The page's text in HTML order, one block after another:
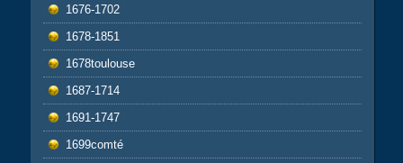
1676-1702
1678-1851
1678toulouse
1687-1714
1691-1747
1699comté